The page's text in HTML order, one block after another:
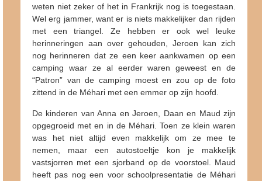
weten niet zeker of het in Frankrijk nog is toegestaan.
Wel erg jammer, want er is niets makkelijker dan rijden
met een triangel. Ze hebben er ook wel leuke
herinneringen aan over gehouden, Jeroen kan zich
nog herinneren dat ze een keer aankwamen op een
camping waar ze al eerder waren geweest en de
“Patron” van de camping moest en zou op de foto
zittend in de Méhari met een emmer op zijn hoofd.
De kinderen van Anna en Jeroen, Daan en Maud zijn
opgegroeid met en in de Méhari. Toen ze klein waren
was het niet altijd even makkelijk om ze mee te
nemen, maar een autostoeltje kon je makkelijk
vastsjorren met een sjorband op de voorstoel. Maud
heeft pas nog een voor schoolpresentatie de Méhari